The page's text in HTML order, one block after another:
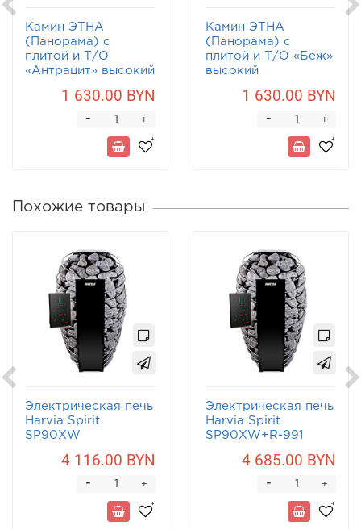
Камин ЭТНА
(Панорама) с
плитой и Т/О
«Антрацит» высокий
1 630.00 BYN
+
-
Камин ЭТНА
(Панорама) с
плитой и Т/О «Беж»
высокий
1 630.00 BYN
+
-
Похожие товары
Электрическая печь
Harvia Spirit
SP90XW
4 116.00 BYN
+
-
Электрическая печь
Harvia Spirit
SP90XW+R-991
4 685.00 BYN
+
-